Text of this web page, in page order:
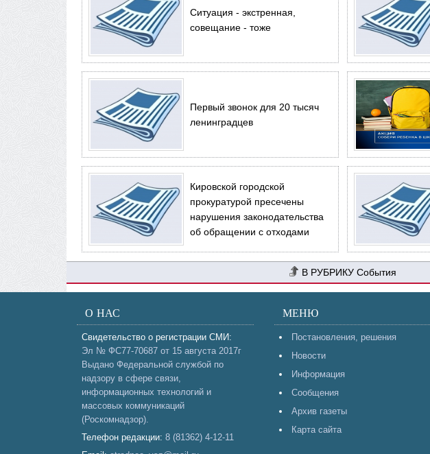
Ситуация - экстренная,
совещание - тоже
Первый звонок для 20 тысяч
ленинградцев
Кировской городской
прокуратурой пресечены
нарушения законодательства
об обращении с отходами
События
О НАС
Свидетельство о регистрации СМИ:
Эл № ФС77-70687 от 15 августа 2017г
Выдано Федеральной службой по
надзору в сфере связи,
информационных технологий и
массовых коммуникаций
(Роскомнадзор).
Телефон редакции: 8 (81362) 4-12-11
МЕНЮ
Постановления, решения
Новости
Информация
Сообщения
Архив газеты
Карта сайта